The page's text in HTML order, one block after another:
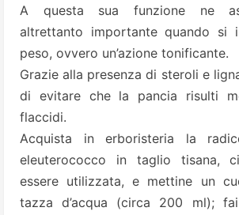
A questa sua funzione ne
altrettanto importante quando si
peso, ovvero un’azione tonificante.
Grazie alla presenza di steroli e
di evitare che la pancia risulti
flaccidi.
Acquista in erboristeria la
eleuterococco in taglio tisana,
essere utilizzata, e mettine un
tazza d’acqua (circa 200 ml);